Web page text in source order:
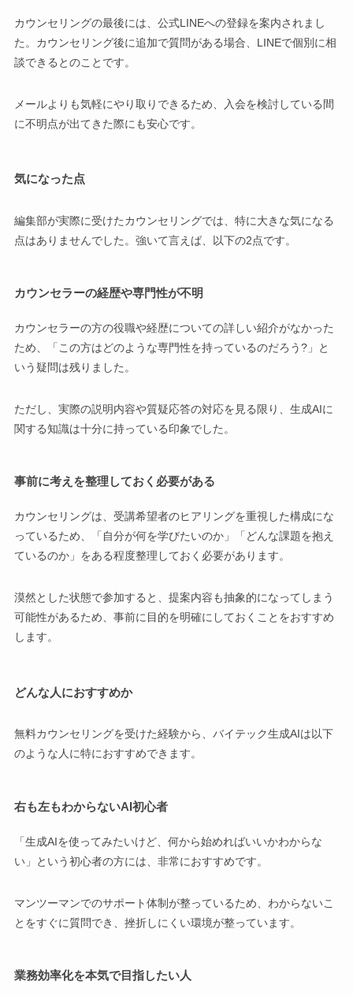
カウンセリングの最後には、公式LINEへの登録を案内されまし
た。カウンセリング後に追加で質問がある場合、LINEで個別に相
談できるとのことです。
メールよりも気軽にやり取りできるため、入会を検討している間
に不明点が出てきた際にも安心です。
気になった点
編集部が実際に受けたカウンセリングでは、特に大きな気になる
点はありませんでした。強いて言えば、以下の2点です。
カウンセラーの経歴や専門性が不明
カウンセラーの方の役職や経歴についての詳しい紹介がなかった
ため、「この方はどのような専門性を持っているのだろう?」と
いう疑問は残りました。
ただし、実際の説明内容や質疑応答の対応を見る限り、生成AIに
関する知識は十分に持っている印象でした。
事前に考えを整理しておく必要がある
カウンセリングは、受講希望者のヒアリングを重視した構成にな
っているため、「自分が何を学びたいのか」「どんな課題を抱え
ているのか」をある程度整理しておく必要があります。
漠然とした状態で参加すると、提案内容も抽象的になってしまう
可能性があるため、事前に目的を明確にしておくことをおすすめ
します。
どんな人におすすめか
無料カウンセリングを受けた経験から、バイテック生成AIは以下
のような人に特におすすめできます。
右も左もわからないAI初心者
「生成AIを使ってみたいけど、何から始めればいいかわからな
い」という初心者の方には、非常におすすめです。
マンツーマンでのサポート体制が整っているため、わからないこ
とをすぐに質問でき、挫折しにくい環境が整っています。
業務効率化を本気で目指したい人